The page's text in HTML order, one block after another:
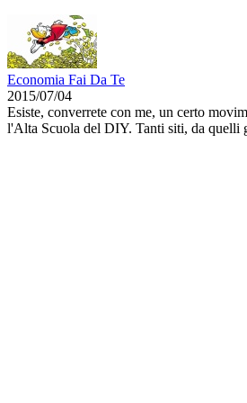
Economia Fai Da Te
2015/07/04
Esiste, converrete con me, un certo
l'Alta Scuola del DIY. Tanti siti, da quelli